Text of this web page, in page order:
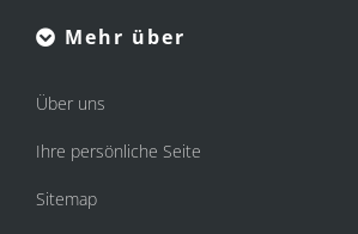
Mehr über
Über uns
Ihre persönliche Seite
Sitemap